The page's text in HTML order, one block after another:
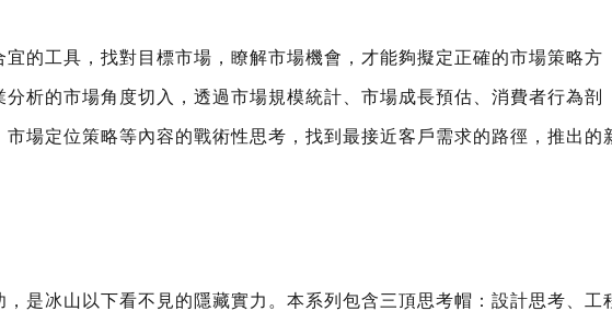
的工具，找對目標市場，瞭解市場機會，才能夠擬定正確的市場策略方
析的市場角度切入，透過市場規模統計、市場成長預估、消費者行為剖
場定位策略等內容的戰術性思考，找到最接近客戶需求的路徑，推出的
是冰山以下看不見的隱藏實力。本系列包含三頂思考帽：設計思考、工